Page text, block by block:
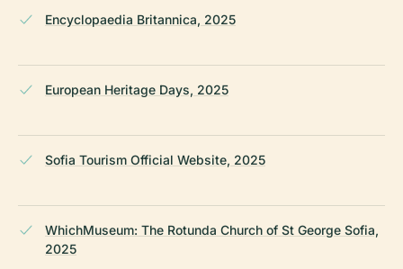
Encyclopaedia Britannica, 2025
European Heritage Days, 2025
Sofia Tourism Official Website, 2025
WhichMuseum: The Rotunda Church of St George Sofia,
2025